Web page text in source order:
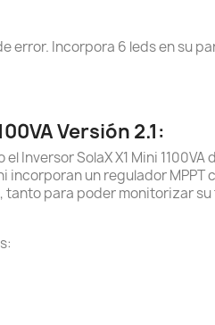
error. Incorpora 6 leds en su
Versión 2.1:
Inversor SolaX X1 Mini
incorporan un regulador MPPT
para poder monitorizar